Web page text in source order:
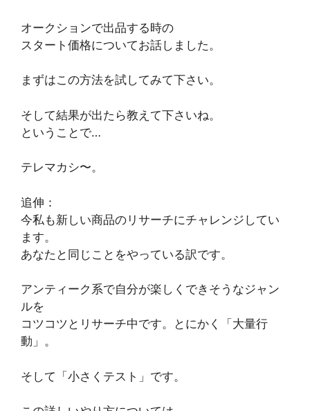
オークションで出品する時の
スタート価格についてお話しました。
まずはこの方法を試してみて下さい。
そして結果が出たら教えて下さいね。
ということで…
テレマカシ〜。
追伸：
今私も新しい商品のリサーチにチャレンジしてい
ます。
あなたと同じことをやっている訳です。
アンティーク系で自分が楽しくできそうなジャン
ルを
コツコツとリサーチ中です。とにかく「大量行
動」。
そして「小さくテスト」です。